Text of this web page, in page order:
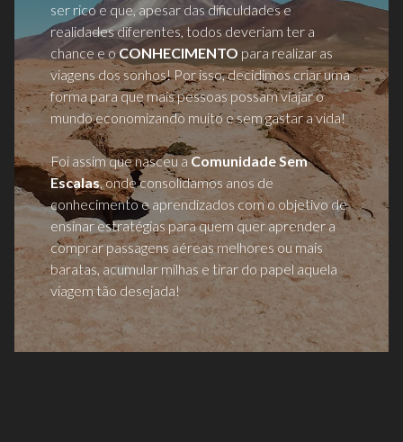
ser rico e que, apesar das dificuldades e
realidades diferentes, todos deveriam ter a
chance e oCONHECIMENTO para realizar as
viagens dos sonhos! Por isso, decidimos criar uma
forma para que mais pessoas possam viajar o
mundo economizando muito e sem gastar a vida!
Foi assim que nasceu aComunidade Sem
Escalas, onde consolidamos anos de
conhecimento e aprendizados com o objetivo de
ensinar estratégias para quem quer aprender a
comprar passagens aéreas melhores ou mais
baratas, acumular milhas e tirar do papel aquela
viagem tão desejada!